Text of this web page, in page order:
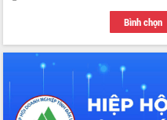
du khách thông qua Hệ thống cơ sở dữ
Tập huấn ứng dụng trí tuệ nhân tạo (AI)
trong thương mại điện tử năm 2026
Đoàn đại biểu Quốc hội tỉnh Đắk Lắk
trao đổi thông tin trước Kỳ họp thứ
nhất, Quốc hội khóa XVI
Bình chọn